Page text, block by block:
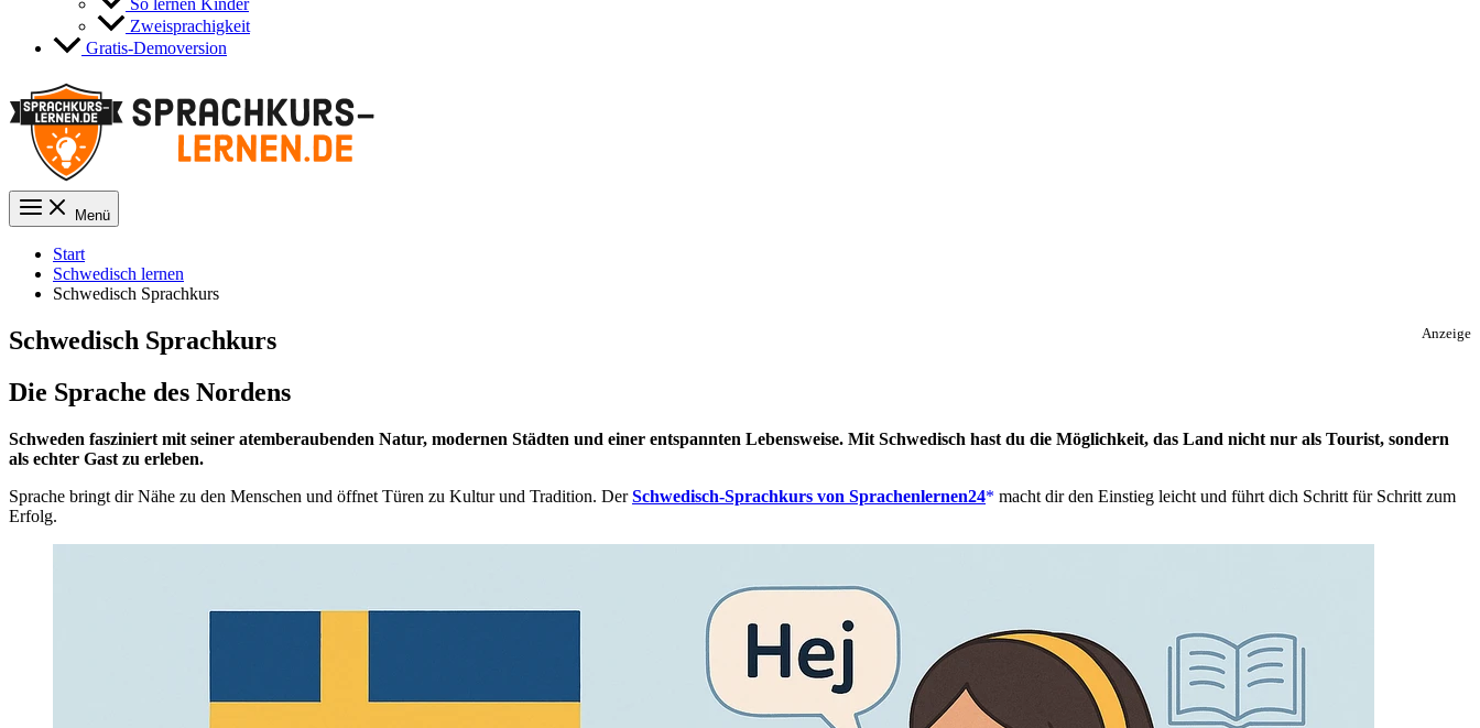
So lernen Kinder
Zweisprachigkeit
Gratis-Demoversion
Menü
Start
Schwedisch lernen
Schwedisch Sprachkurs
Anzeige
Schwedisch Sprachkurs
Die Sprache des Nordens
Schweden fasziniert mit seiner atemberaubenden Natur, modernen Städten und einer entspannten Lebensweise. Mit Schwedisch hast du die Möglichkeit, das Land nicht nur als Tourist, sondern
als echter Gast zu erleben.
Sprache bringt dir Nähe zu den Menschen und öffnet Türen zu Kultur und Tradition. DerSchwedisch-Sprachkurs von Sprachenlernen24
macht dir den Einstieg leicht und führt dich Schritt für Schritt zum
Erfolg.